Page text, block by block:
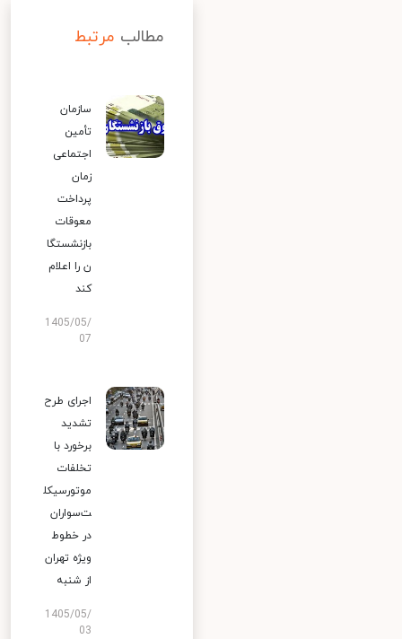
مطالب مرتبط
سازمان
تأمین
اجتماعی
زمان
پرداخت
معوقات
بازنشستگا
ن را اعلام
کند
1405/05/
07
اجرای طرح
تشدید
برخورد با
تخلفات
موتورسیکل
ت‌سواران
در خطوط
ویژه تهران
از شنبه
1405/05/
03